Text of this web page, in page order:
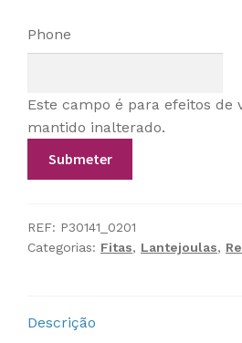
Phone
Este campo é para efeitos de
mantido inalterado.
REF: P30141_0201
Categorias: Fitas, Lantejoulas,
Descrição